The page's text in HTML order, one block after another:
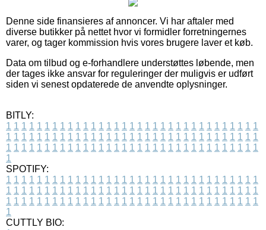
Denne side finansieres af annoncer. Vi har aftaler med
diverse butikker på nettet hvor vi formidler forretningernes
varer, og tager kommission hvis vores brugere laver et køb.
Data om tilbud og e-forhandlere understøttes løbende, men
der tages ikke ansvar for reguleringer der muligvis er udført
siden vi senest opdaterede de anvendte oplysninger.
BITLY:
1 1 1 1 1 1 1 1 1 1 1 1 1 1 1 1 1 1 1 1 1 1 1 1 1 1 1 1 1 1 1 1 1
1 1 1 1 1 1 1 1 1 1 1 1 1 1 1 1 1 1 1 1 1 1 1 1 1 1 1 1 1 1 1 1 1
1 1 1 1 1 1 1 1 1 1 1 1 1 1 1 1 1 1 1 1 1 1 1 1 1 1 1 1 1 1 1 1 1
1
SPOTIFY:
1 1 1 1 1 1 1 1 1 1 1 1 1 1 1 1 1 1 1 1 1 1 1 1 1 1 1 1 1 1 1 1 1
1 1 1 1 1 1 1 1 1 1 1 1 1 1 1 1 1 1 1 1 1 1 1 1 1 1 1 1 1 1 1 1 1
1 1 1 1 1 1 1 1 1 1 1 1 1 1 1 1 1 1 1 1 1 1 1 1 1 1 1 1 1 1 1 1 1
1
CUTTLY BIO: